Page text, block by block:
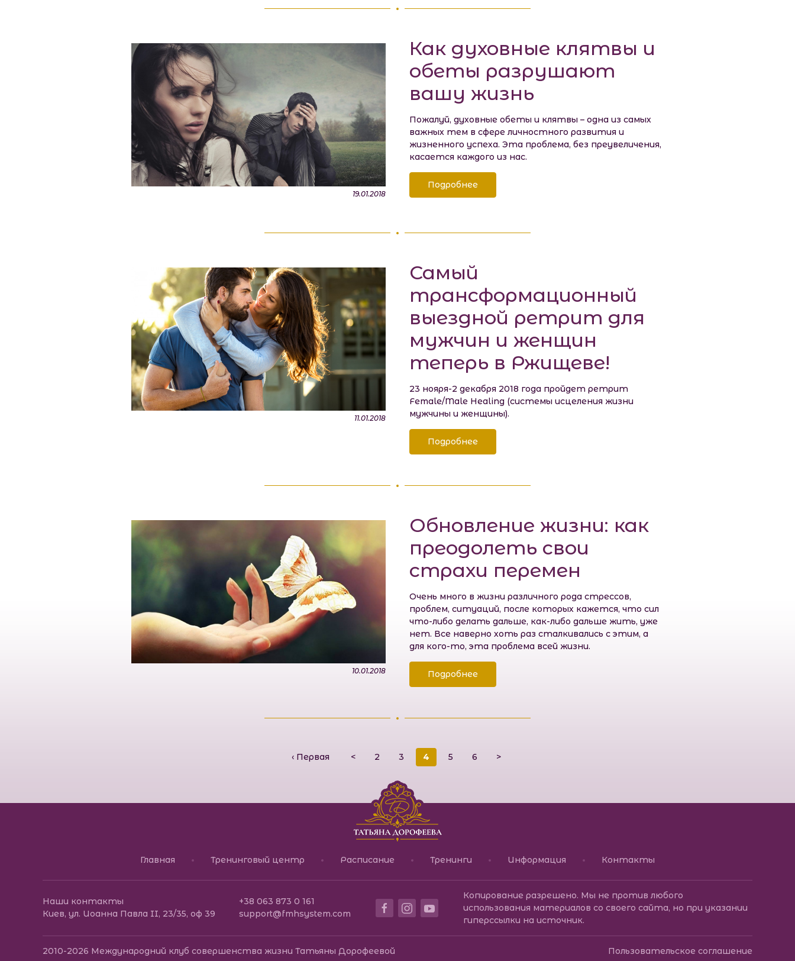
19.01.2018
Как духовные клятвы и
обеты разрушают
вашу жизнь
Пожалуй, духовные обеты и клятвы – одна из самых
важных тем в сфере личностного развития и
жизненного успеха. Эта проблема, без преувеличения,
касается каждого из нас.
Подробнее
11.01.2018
Самый
трансформационный
выездной ретрит для
мужчин и женщин
теперь в Ржищеве!
23 нояря-2 декабря 2018 года пройдет ретрит
Female/Male Healing (системы исцеления жизни
мужчины и женщины).
Подробнее
10.01.2018
Обновление жизни: как
преодолеть свои
страхи перемен
Очень много в жизни различного рода стрессов,
проблем, ситуаций, после которых кажется, что сил
что-либо делать дальше, как-либо дальше жить, уже
нет. Все наверно хоть раз сталкивались с этим, а
для кого-то, эта проблема всей жизни.
Подробнее
‹ Первая < 2 3 4 5 6 >
Главная Тренинговый центр Расписание Тренинги Информация Контакты
Наши контакты
Киев, ул. Иоанна Павла II, 23/35, оф 39
+38 063 873 0 161
support@fmhsystem.com
Копирование разрешено. Мы не против любого
использования материалов со своего сайта, но при указании
гиперссылки на источник.
2010-2026 Международний клуб совершенства жизни Татьяны Дорофеевой Пользовательское соглашение